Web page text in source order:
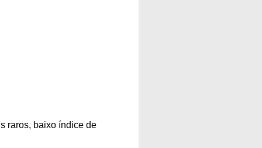
raros, baixo índice de